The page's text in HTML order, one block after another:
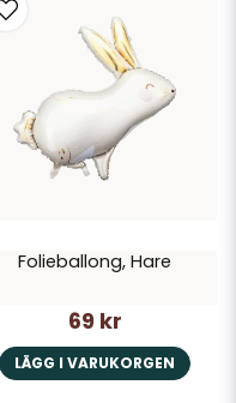
Folieballong, Hare
69 kr
LÄGG I VARUKORGEN